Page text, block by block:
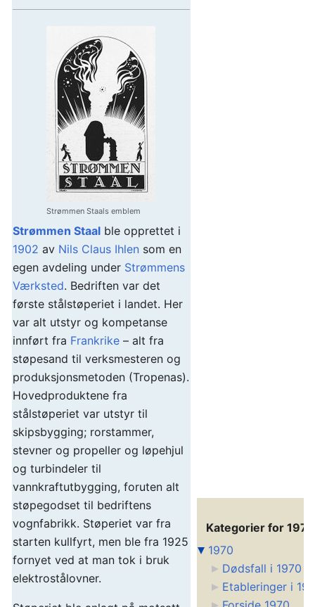
Strømmen Staals emblem
Strømmen Staal ble opprettet i
1902 av Nils Claus Ihlen som en
egen avdeling under Strømmens
Værksted. Bedriften var det
første stålstøperiet i landet. Her
var alt utstyr og kompetanse
innført fra Frankrike – alt fra
støpesand til verksmesteren og
produksjonsmetoden (Tropenas).
Hovedproduktene fra
stålstøperiet var utstyr til
skipsbygging; rorstammer,
stevner og propeller og løpehjul
og turbindeler til
vannkraftutbygging, foruten alt
støpegodset til bedriftens
vognfabrikk. Støperiet var fra
starten kullfyrt, men ble fra 1925
fornyet ved at man tok i bruk
elektrostålovner.
Kategorier for 1970
1970
Dødsfall i 1970
Etableringer i